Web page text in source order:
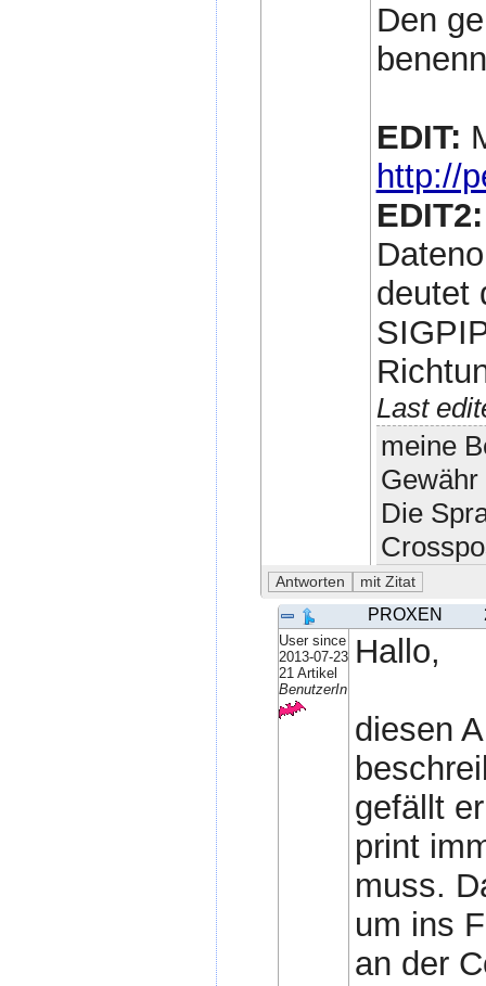
Den
EDIT:
http://
EDIT2:
deutet
Last
meine
Die
PROXEN
User since
2013-07-23
21 Artikel
BenutzerIn
Hallo,
diesen
gefällt
print
muss.
um ins
an der